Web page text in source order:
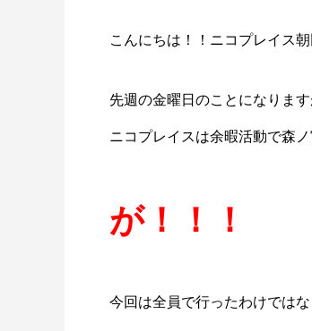
こんにちは！！ニコプレイス
先週の金曜日のことになりま
ニコプレイスは余暇活動で森
が！！！
今回は全員で行ったわけではな